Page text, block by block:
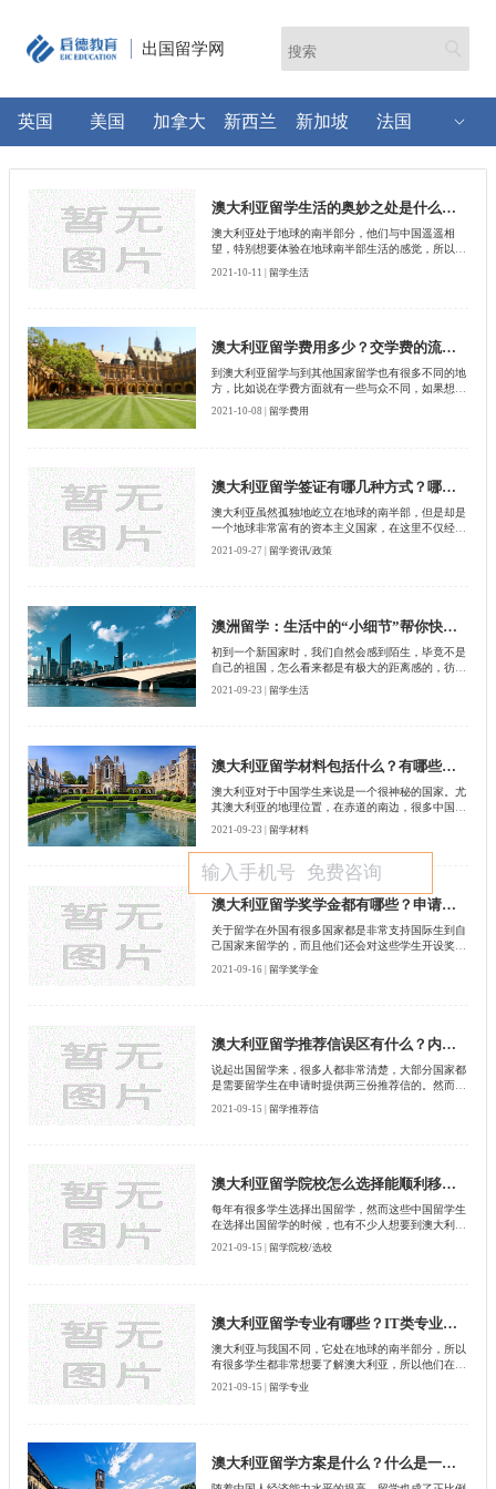
出国留学网
英国 美国 加拿大 新西兰 新加坡 法国
澳大利亚留学生活的奥妙之处是什么？饮食特点是什么？
澳大利亚处于地球的南半部分，他们与中国遥遥相
望，特别想要体验在地球南半部生活的感觉，所以他
们有出国留学机会的时候，就会选择到澳大利亚去，
他们非常想要体验中午12点的时候澳大利亚的太阳在
2021-10-11 | 留学生活
澳大利亚留学费用多少？交学费的流程是什么？
到澳大利亚留学与到其他国家留学也有很多不同的地
方，比如说在学费方面就有一些与众不同，如果想要
到澳大利亚留学的学生需要提前了解
2021-10-08 | 留学费用
澳大利亚留学签证有哪几种方式？哪一种比较好？
澳大利亚虽然孤独地屹立在地球的南半部，但是却是
一个地球非常富有的资本主义国家，在这里不仅经济
非常地繁荣昌盛，教育也比较先进。自然也吸引了很
多中国留学生到澳大利亚去留学，那么留学之前都是
2021-09-27 | 留学资讯/政策
澳洲留学：生活中的“小细节”帮你快速融入澳大利亚新生活
初到一个新国家时，我们自然会感到陌生，毕竟不是
自己的祖国，怎么看来都是有极大的距离感的，彷佛
在这个国家只有自己“格格不入”，那么如何融入到这
个新国家中，就需要了解一些当地的文化习惯，这样
2021-09-23 | 留学生活
澳大利亚留学材料包括什么？有哪些写作要求？
澳大利亚对于中国学生来说是一个很神秘的国家。尤
其澳大利亚的地理位置，在赤道的南边，很多中国留
学生都想到澳大利亚去体验那里的生活气息，同时学
习，所以申请澳大利亚留学的学生也非常多
2021-09-23 | 留学材料
澳大利亚留学奖学金都有哪些？申请条件有什么？
关于留学在外国有很多国家都是非常支持国际生到自
己国家来留学的，而且他们还会对这些学生开设奖学
金，增加外来留学生到本国留学的吸引力，比如到澳
大利亚去留学，就对留学生开设有高额的奖学金，下
2021-09-16 | 留学奖学金
澳大利亚留学推荐信误区有什么？内容注意什么？
说起出国留学来，很多人都非常清楚，大部分国家都
是需要留学生在申请时提供两三份推荐信的。然而关
于推荐信，很多学生都会有着一些误区，比如说到澳
大利亚留学的学生，在留学推荐信方面就存在着这些
2021-09-15 | 留学推荐信
澳大利亚留学院校怎么选择能顺利移民？
每年有很多学生选择出国留学，然而这些中国留学生
在选择出国留学的时候，也有不少人想要到澳大利亚
去。澳大利亚是一个移民国家，所以这里在对待留学
生方面有着很多比较优惠的政策，甚至可以让符合条
位做一下介绍。
2021-09-15 | 留学院校/选校
澳大利亚留学专业有哪些？IT类专业怎么样？
澳大利亚与我国不同，它处在地球的南半部分，所以
有很多学生都非常想要了解澳大利亚，所以他们在选
择留学的时候，通常会选择到澳大利亚去，在那里学
习自己喜欢的专业，同时感受与众不同的南半球生
2021-09-15 | 留学专业
澳大利亚留学方案是什么？什么是一年预科？